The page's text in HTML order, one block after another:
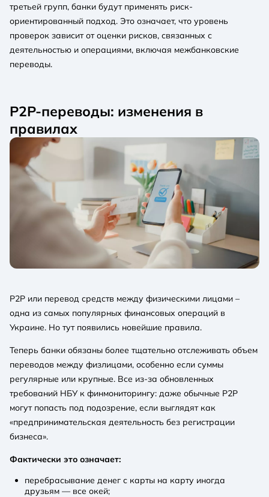
третьей групп, банки будут применять риск-
ориентированный подход. Это означает, что уровень
проверок зависит от оценки рисков, связанных с
деятельностью и операциями, включая межбанковские
переводы.
Р2Р-переводы: изменения в
правилах
P2P или перевод средств между физическими лицами –
одна из самых популярных финансовых операций в
Украине. Но тут появились новейшие правила.
Теперь банки обязаны более тщательно отслеживать объем
переводов между физлицами, особенно если суммы
регулярные или крупные. Все из-за обновленных
требований НБУ к финмониторингу: даже обычные P2P
могут попасть под подозрение, если выглядят как
«предпринимательская деятельность без регистрации
бизнеса».
Фактически это означает:
перебрасывание денег с карты на карту иногда
друзьям — все окей;